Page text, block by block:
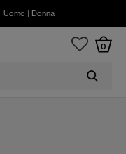
Uomo Donna
0